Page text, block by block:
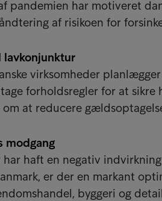
pandemien har motiveret
af risikoen for
lavkonjunktur
virksomheder
forholdsregler for at
at reducere
modgang
haft en negativ
er der en markant
byggeri og